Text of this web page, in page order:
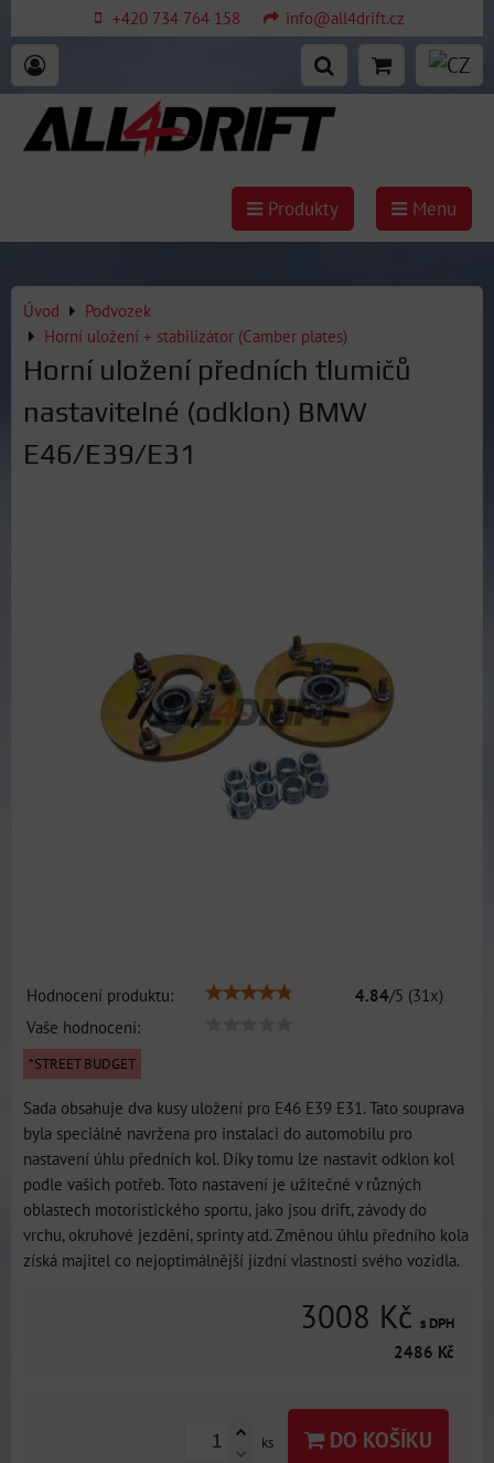
+420 734 764 158 info@all4drift.cz
Produkty Menu
Úvod
Podvozek
Horní uložení + stabilizátor (Camber plates)
Horní uložení předních tlumičů
nastavitelné (odklon) BMW
E46/E39/E31
Hodnocení produktu: 4.84/5 (31x)
Vaše hodnocení:
*STREET BUDGET
Sada obsahuje dva kusy uložení pro E46 E39 E31. Tato souprava
byla speciálně navržena pro instalaci do automobilu pro
nastavení úhlu předních kol. Díky tomu lze nastavit odklon kol
podle vašich potřeb. Toto nastavení je užitečné v různých
oblastech motoristického sportu, jako jsou drift, závody do
vrchu, okruhové jezdění, sprinty atd. Změnou úhlu předního kola
získá majitel co nejoptimálnější jízdní vlastnosti svého vozidla.
3008 Kč s DPH
2486 Kč
ks DO KOŠÍKU